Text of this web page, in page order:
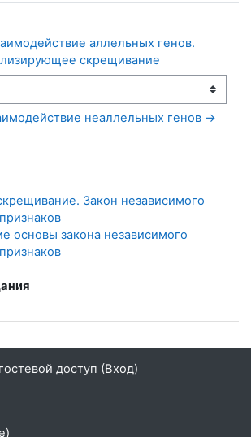
аллельных генов.
скрещивание
неаллельных генов →
Закон независимого
основы закона независимого
доступ (Вход)